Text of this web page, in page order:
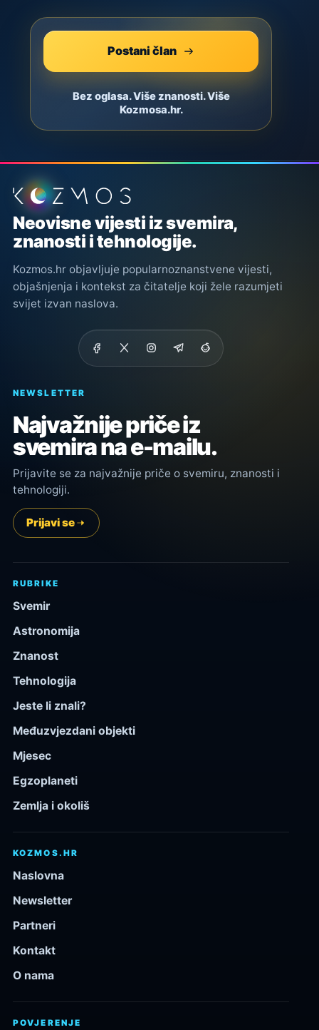
Postani član
Bez oglasa. Više znanosti. Više
Kozmosa.hr.
Podnožje stranice
Neovisne vijesti iz svemira,
znanosti i tehnologije.
Kozmos.hr objavljuje popularnoznanstvene vijesti,
objašnjenja i kontekst za čitatelje koji žele razumjeti
svijet izvan naslova.
NEWSLETTER
Najvažnije priče iz
svemira na e-mailu.
Prijavite se za najvažnije priče o svemiru, znanosti i
tehnologiji.
Prijavi se
RUBRIKE
Svemir
Astronomija
Znanost
Tehnologija
Jeste li znali?
Međuzvjezdani objekti
Mjesec
Egzoplaneti
Zemlja i okoliš
KOZMOS.HR
Naslovna
Newsletter
Partneri
Kontakt
O nama
POVJERENJE